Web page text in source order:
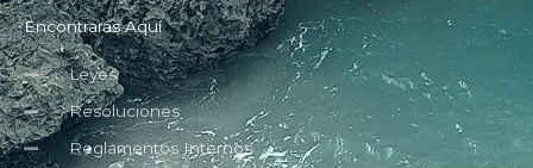
Encontrarás Aquí
Leyes
Resoluciones
Reglamentos Internos